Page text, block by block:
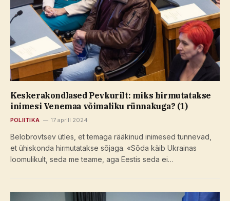
Keskerakondlased Pevkurilt: miks hirmutatakse
inimesi Venemaa võimaliku rünnakuga? (1)
POLIITIKA 17 aprill 2024
Belobrovtsev ütles, et temaga rääkinud inimesed tunnevad,
et ühiskonda hirmutatakse sõjaga. «Sõda käib Ukrainas
loomulikult, seda me teame, aga Eestis seda ei…